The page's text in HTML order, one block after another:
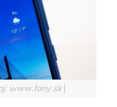
www.fony.sk